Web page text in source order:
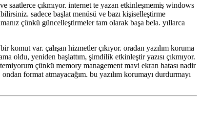
saatlerce çıkmıyor. internet te yazan etkinleşmemiş windows
sadece başlat menüsü ve bazı kişiselleştirme
çünkü güncelleştirmeler tam olarak başa bela. yıllarca
komut var. çalışan hizmetler çıkıyor. oradan yazılım koruma
oldu, yeniden başlattım, şimdilik etkinleştir yazısı çıkmıyor.
çünkü memory management mavi ekran hatası nadir
format atmayacağım. bu yazılım korumayı durdurmayı